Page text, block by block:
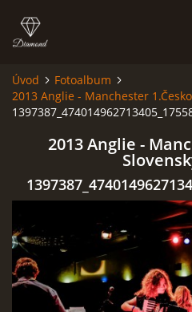
HISTORIE
JAK VYPADÁME
FOTOALBUM
CO HRAJEME
Úvod
Fotoalbum
2013 Anglie - Manchester
2013 Anglie -